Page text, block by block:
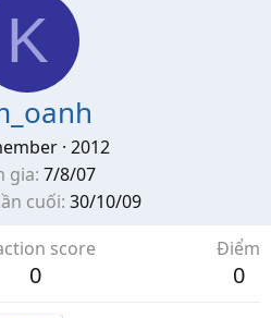
K
· 2012
gia 7/8/07
cuối 30/10/09
score
0
Điểm
0